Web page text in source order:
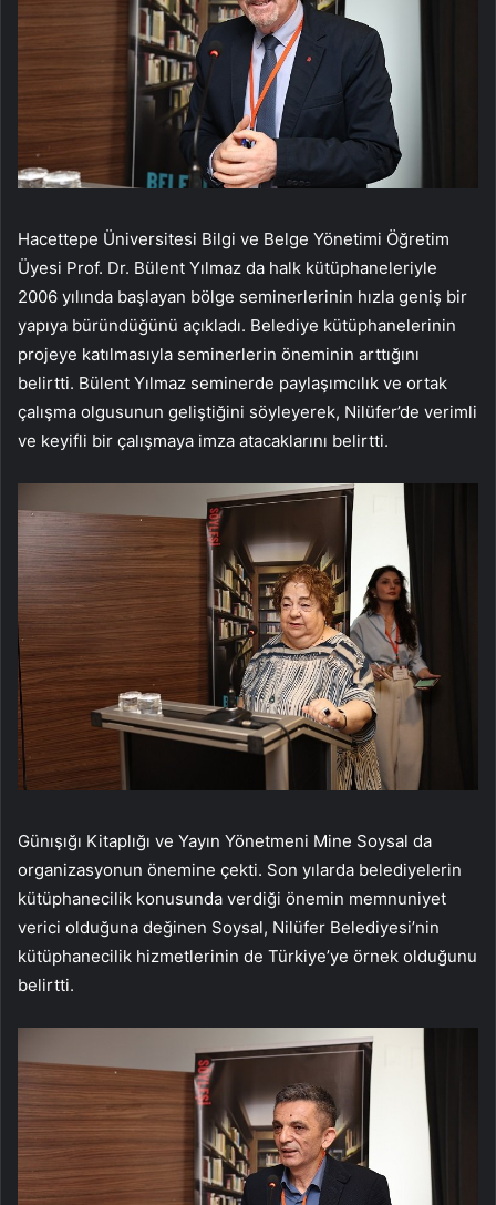
Hacettepe Üniversitesi Bilgi ve Belge Yönetimi Öğretim
Üyesi Prof. Dr. Bülent Yılmaz da halk kütüphaneleriyle
2006 yılında başlayan bölge seminerlerinin hızla geniş bir
yapıya büründüğünü açıkladı. Belediye kütüphanelerinin
projeye katılmasıyla seminerlerin öneminin arttığını
belirtti. Bülent Yılmaz seminerde paylaşımcılık ve ortak
çalışma olgusunun geliştiğini söyleyerek, Nilüfer’de verimli
ve keyifli bir çalışmaya imza atacaklarını belirtti.
Günışığı Kitaplığı ve Yayın Yönetmeni Mine Soysal da
organizasyonun önemine çekti. Son yılarda belediyelerin
kütüphanecilik konusunda verdiği önemin memnuniyet
verici olduğuna değinen Soysal, Nilüfer Belediyesi’nin
kütüphanecilik hizmetlerinin de Türkiye’ye örnek olduğunu
belirtti.